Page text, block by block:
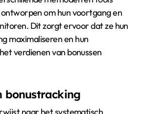
om hun voortgang en
Dit zorgt ervoor dat ze hun
maximaliseren en hun
verdienen van bonussen
bonustracking
naar het systematisch